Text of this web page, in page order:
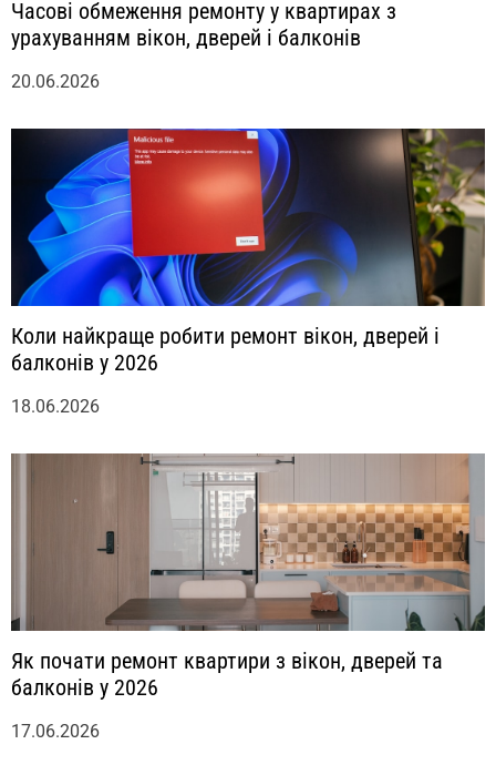
Часові обмеження ремонту у квартирах з
урахуванням вікон, дверей і балконів
20.06.2026
Коли найкраще робити ремонт вікон, дверей і
балконів у 2026
18.06.2026
Як почати ремонт квартири з вікон, дверей та
балконів у 2026
17.06.2026